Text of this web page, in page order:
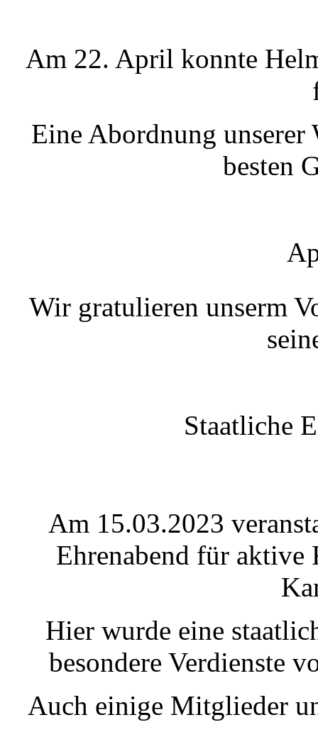
Am 22. April konnte
Eine Abordnung unserer
besten
Wir gratulieren unserm
Staatliche
Am 15.03.2023
Ehrenabend für aktive
Hier wurde eine
besondere Verdienste
Auch einige Mitglieder